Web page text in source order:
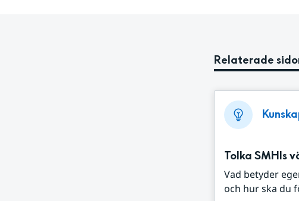
Relaterade
Tolka SMHIs
Vad betyder
och hur ska du